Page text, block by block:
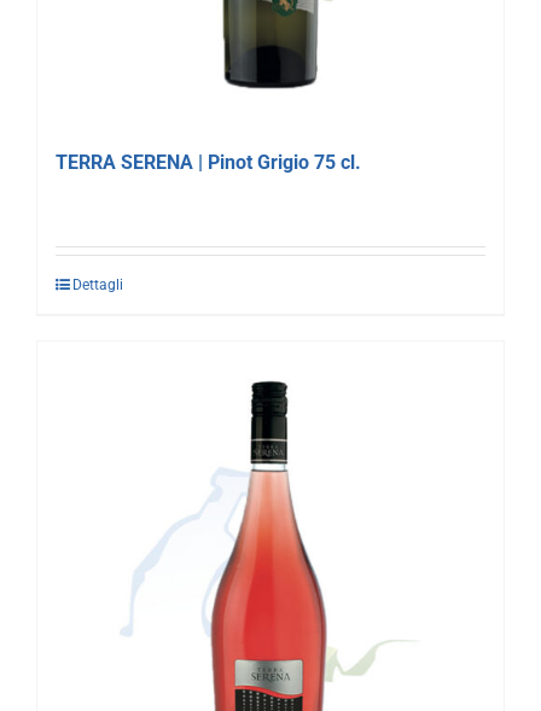
TERRA SERENA | Pinot Grigio 75 cl.
Dettagli